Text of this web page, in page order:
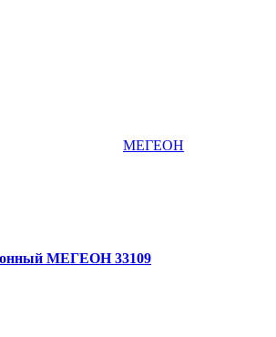
МЕГЕОН
МЕГЕОН 33109